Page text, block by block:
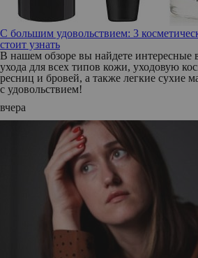
С большим удовольствием: 3
стоит узнать
В нашем обзоре вы найдете интересные
ухода для всех типов кожи, уходовую
ресниц и бровей, а также легкие сухие
с удовольствием!
вчера